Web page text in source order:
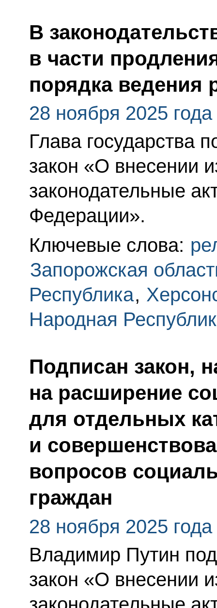
В
в части
порядка ведения
28 ноября 2025 года
Глава государства
закон «О внесении
законодательные
Федерации».
Ключевые слова:
Запорожская
Республика,
Народная
Подписан закон,
на расширение
для отдельных
и
вопросов
граждан
28 ноября 2025 года
Владимир Путин
закон «О внесении